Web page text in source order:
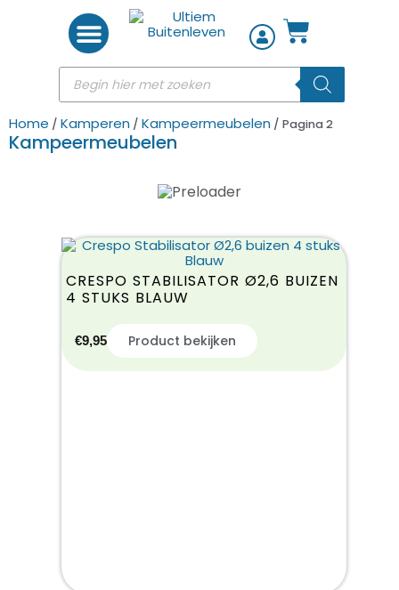
Home / Kamperen / Kampeermeubelen / Pagina 2
Kampeermeubelen
STOELHOEZEN EN
HOOFDKUSSENS
CRESPO STABILISATOR Ø2,6 BUIZEN
4 STUKS BLAUW
€9,95 Product bekijken